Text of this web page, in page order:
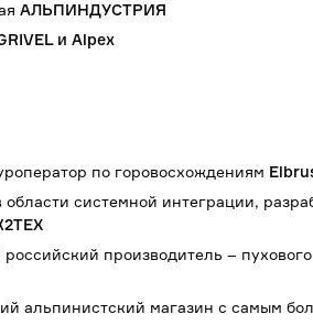
АЛЬПИНДУСТРИЯ
и Alpex
по горовосхождениям
области системной интеграции,
EX
производитель –
альпинистский магазин с самым